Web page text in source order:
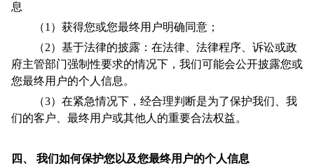
息
（1）获得您或您最终用户明确同意；
（2）基于法律的披露：在法律、法律程序、诉讼或政
府主管部门强制性要求的情况下，我们可能会公开披露您或
您最终用户的个人信息。
（3）在紧急情况下，经合理判断是为了保护我们、我
们的客户、最终用户或其他人的重要合法权益。
四、 我们如何保护您以及您最终用户的个人信息